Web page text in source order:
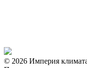
© 2026 Империя